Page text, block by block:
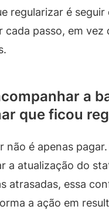
regularizar é seguir
cada passo, em vez
a
que ficou
não é apenas
a atualização do
atrasadas, essa
a ação em